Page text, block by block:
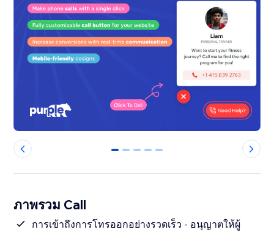
0 1 2 3 4
ภาพรวม Call
การเข้าถึงการโทรออกอย่างรวดเร็ว - อนุญาตให้ผู้